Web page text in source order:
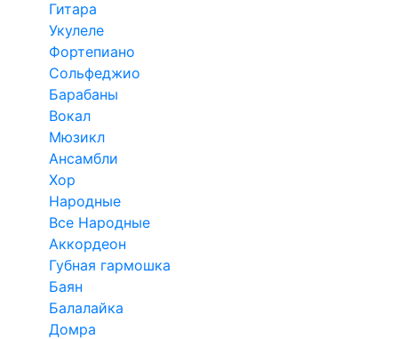
Гитара
Укулеле
Фортепиано
Сольфеджио
Барабаны
Вокал
Мюзикл
Ансамбли
Хор
Народные
Все Народные
Аккордеон
Губная гармошка
Баян
Балалайка
Домра